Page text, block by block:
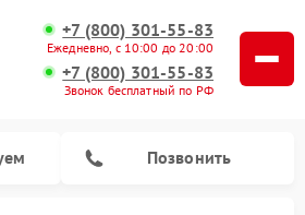
+7 (800) 301-55-83
Ежедневно, с 10:00 до 20:00
+7 (800) 301-55-83
Звонок бесплатный по РФ
Позвонить